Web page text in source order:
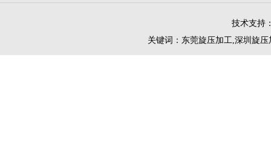
技术支持
关键词： 东莞旋压加工,深圳旋压